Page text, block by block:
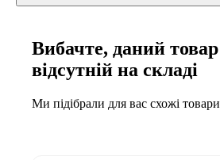
Вибачте, даний товар
відсутній на складі
Ми підібрали для вас схожі товари